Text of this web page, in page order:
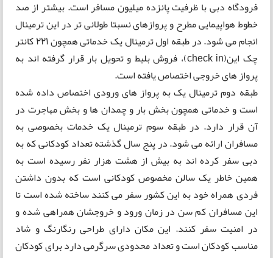
فرودگاه دبی با ظرفیت پانزده میلیون مسافر است. بیشتر از صد
خطوط هواپیمایی مطرح و پروازهای نسبتا طولانی تر در این ترمینال
انجام می شود. در طبقه اول ترمینال یک خدماتی همچون 221 کانتر
چک این(check in)، فروش بلیط و تحویل بار قرار گرفته اند به
پرواز های خروجی اختصاص یافته است.
طبقه دوم ترمینال یک به پرواز های ورودی اختصاص داده شده
است و خدماتی همچون بخش بار و چمدان ها و بخش مهاجرت در
آن قرار دارد. در طبقه سوم ترمینال یک خدمات بخصوصی به
مسافران ارائه می شود. در پنج سال گذشته تعداد کودکانی که به
دبی سفر کرده اند به بیش از هشت هزار نفر رسیده است به
همین خاطر یک سالن مخصوص کودکانی است که بدون داشتن
فردی همراه خود به این کشور سفر می کنند ساخته شده است تا
این مسافران کم سن در زمان ورود و خروجشان همراهی شده و
در امنیت سفر کنند. این مکان دارای طراحی رنگارنگ و شاد
مناسب کودکان است و تعداد محدودی سرگرمی دارد برای کودکان